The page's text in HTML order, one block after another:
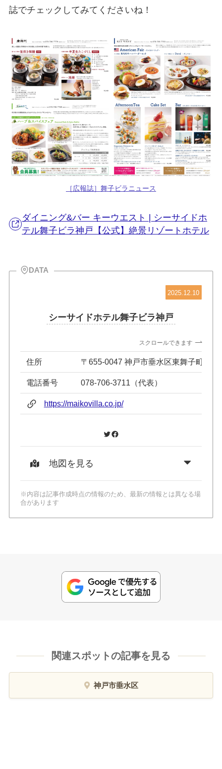
誌でチェックしてみてくださいね！
［広報誌］舞子ビラニュース
ダイニング&バー キーウエスト | シーサイドホ
テル舞子ビラ神戸【公式】絶景リゾートホテル
DATA
2025.12.10
シーサイドホテル舞子ビラ神戸
スクロールできます
住所 〒655-0047 神戸市垂水区東舞子町18-
電話番号 078-706-3711（代表）
https://maikovilla.co.jp/
Twitter
Facebook
地図を見る
※内容は記事作成時点の情報のため、最新の情報とは異なる場
合があります
関連スポットの記事を見る
神戸市垂水区